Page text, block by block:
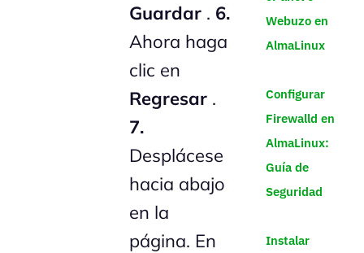
Guardar . 6.
Ahora haga
clic en
Regresar .
7.
Desplácese
hacia abajo
en la
página. En
Webuzo en
AlmaLinux
Configurar
Firewalld en
AlmaLinux:
Guía de
Seguridad
Instalar